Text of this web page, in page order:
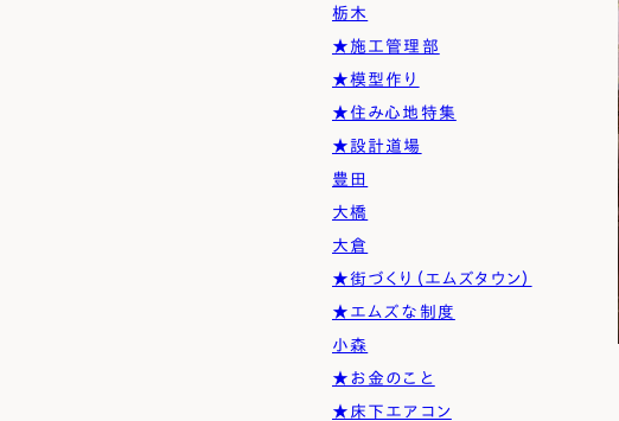
栃木
★施工管理部
★模型作り
★住み心地特集
★設計道場
豊田
大橋
大倉
★街づくり（エムズタウン）
★エムズな制度
小森
★お金のこと
★床下エアコン